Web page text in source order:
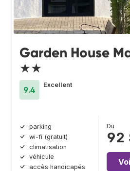
Garden House
★★
9.4
Excellent
parking
wi-fi (gratuit)
climatisation
véhicule
accès handicapés
Du
92